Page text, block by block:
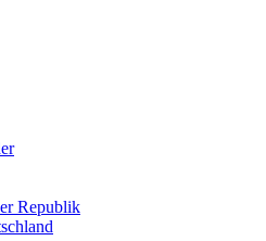
Republik